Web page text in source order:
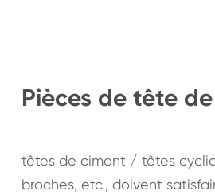
Pièces de tête
têtes de ciment / têtes
broches, etc., doivent